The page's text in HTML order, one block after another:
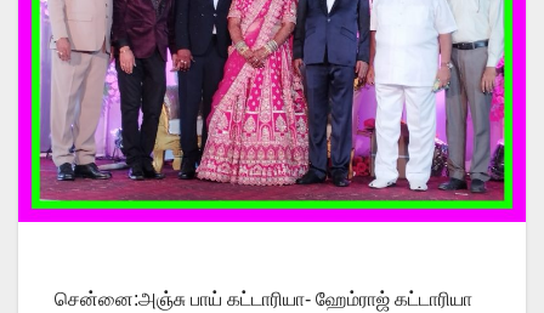
சென்னை:அஞ்சு பாய் கட்டாரியா- ஹேம்ராஜ் கட்டாரியா